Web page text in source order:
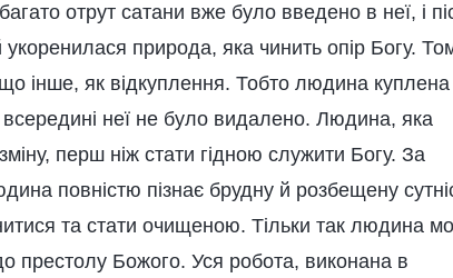
отрут сатани вже було введено в неї, і
природа, яка чинить опір Богу.
інше, як відкуплення. Тобто людина куплена
неї не було видалено. Людина, яка
перш ніж стати гідною служити Богу. За
повністю пізнає брудну й розбещену
та стати очищеною. Тільки так людина
престолу Божого. Уся робота, виконана в